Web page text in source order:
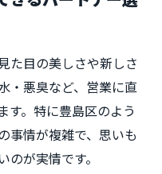
た目の美しさや新しさ
・悪臭など、営業に直
す。特に豊島区のよう
事情が複雑で、思いも
が実情です。